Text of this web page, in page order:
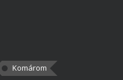
Komárom